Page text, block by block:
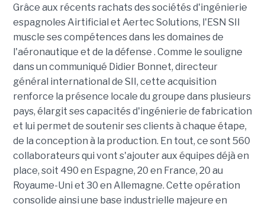
Grâce aux récents rachats des sociétés d'ingénierie
espagnoles Airtificial et Aertec Solutions, l'ESN SII
muscle ses compétences dans les domaines de
l'aéronautique et de la défense . Comme le souligne
dans un communiqué Didier Bonnet, directeur
général international de SII, cette acquisition
renforce la présence locale du groupe dans plusieurs
pays, élargit ses capacités d'ingénierie de fabrication
et lui permet de soutenir ses clients à chaque étape,
de la conception à la production. En tout, ce sont 560
collaborateurs qui vont s'ajouter aux équipes déjà en
place, soit 490 en Espagne, 20 en France, 20 au
Royaume-Uni et 30 en Allemagne. Cette opération
consolide ainsi une base industrielle majeure en